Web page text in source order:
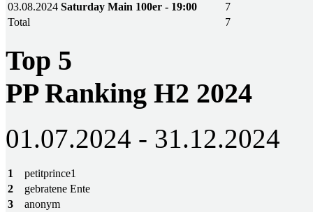
03.08.2024 Saturday Main 100er - 19:00
7
Total
7
Top 5
PP Ranking H2 2024
01.07.2024 - 31.12.2024
1
petitprince1
2
gebratene Ente
3
anonym